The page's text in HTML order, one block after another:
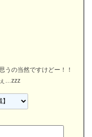
うの当然ですけどー！！
…zzz